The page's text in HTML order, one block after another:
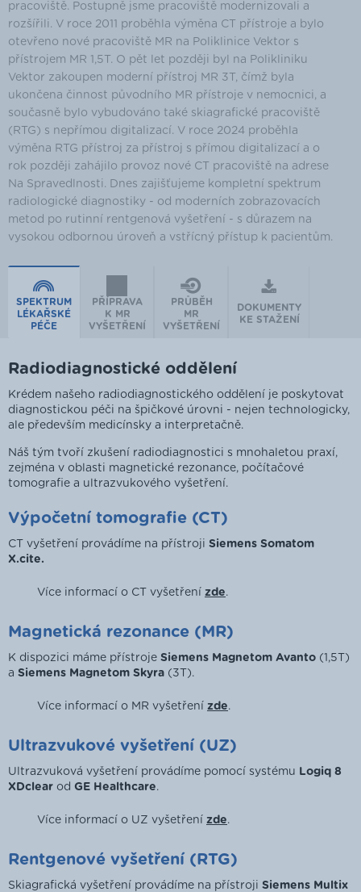
pracoviště. Postupně jsme pracoviště modernizovali a
rozšířili. V roce 2011 proběhla výměna CT přístroje a bylo
otevřeno nové pracoviště MR na Poliklinice Vektor s
přístrojem MR 1,5T. O pět let později byl na Polikliniku
Vektor zakoupen moderní přístroj MR 3T, čímž byla
ukončena činnost původního MR přístroje v nemocnici, a
současně bylo vybudováno také skiagrafické pracoviště
(RTG) s nepřímou digitalizací. V roce 2024 proběhla
výměna RTG přístroj za přístroj s přímou digitalizací a o
rok později zahájilo provoz nové CT pracoviště na adrese
Na Spravedlnosti. Dnes zajišťujeme kompletní spektrum
radiologické diagnostiky - od moderních zobrazovacích
metod po rutinní rentgenová vyšetření - s důrazem na
vysokou odbornou úroveň a vstřícný přístup k pacientům.
SPEKTRUM
LÉKAŘSKÉ
PÉČE
PŘÍPRAVA
K MR
VYŠETŘENÍ
PRŮBĚH
MR
VYŠETŘENÍ
DOKUMENTY
KE STAŽENÍ
Radiodiagnostické oddělení
Krédem našeho radiodiagnostického oddělení je poskytovat
diagnostickou péči na špičkové úrovni - nejen technologicky,
ale především medicínsky a interpretačně.
Náš tým tvoří zkušení radiodiagnostici s mnohaletou praxí,
zejména v oblasti magnetické rezonance, počítačové
tomografie a ultrazvukového vyšetření.
Výpočetní tomografie (CT)
CT vyšetření provádíme na přístroji Siemens Somatom
X.cite.
Více informací o CT vyšetření zde.
Magnetická rezonance (MR)
K dispozici máme přístroje Siemens Magnetom Avanto (1,5T)
a Siemens Magnetom Skyra (3T).
Více informací o MR vyšetření zde.
Ultrazvukové vyšetření (UZ)
Ultrazvuková vyšetření provádíme pomocí systému Logiq 8
XDclear od GE Healthcare.
Více informací o UZ vyšetření zde.
Rentgenové vyšetření (RTG)
Skiagrafická vyšetření provádíme na přístroji Siemens Multix